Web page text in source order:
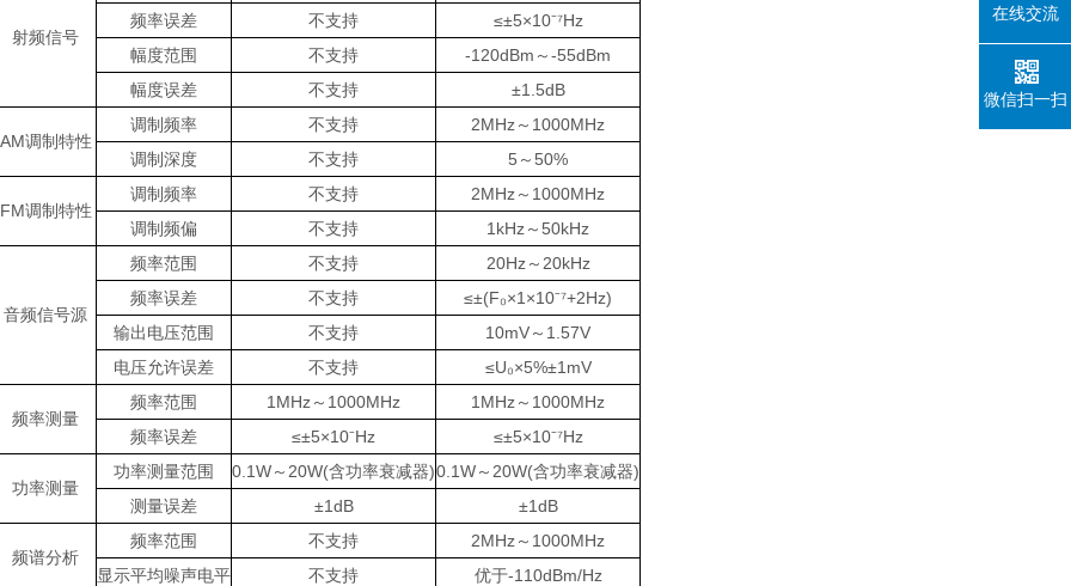
射频信号
频率误差 不支持
≤±5×10⁻⁷Hz
幅度范围
不支持
-120dBm～-55dBm
幅度误差
不支持 ±1.5dB
AM调制特性
调制频率 不支持
2MHz～1000MHz
调制深度
不支持 5～50%
FM调制特性
调制频率 不支持
2MHz～1000MHz
调制频偏
不支持 1kHz～50kHz
音频信号源
频率范围 不支持
20Hz～20kHz
频率误差
不支持
≤±(F₀×1×10⁻⁷+2Hz)
输出电压范围
不支持
10mV～1.57V
电压允许误差
不支持 ≤U₀×5%±1mV
频率测量
频率范围 1MHz～1000MHz
1MHz～1000MHz
频率误差
≤±5×10⁻Hz ≤±5×10⁻⁷Hz
功率测量
功率测量范围 0.1W～20W(含功率衰减器)0.1W～20W(含功率衰减器)
测量误差
±1dB ±1dB
频谱分析
频率范围 不支持
2MHz～1000MHz
显示平均噪声电平
不支持 优于-110dBm/Hz
在线交流
微信扫一扫